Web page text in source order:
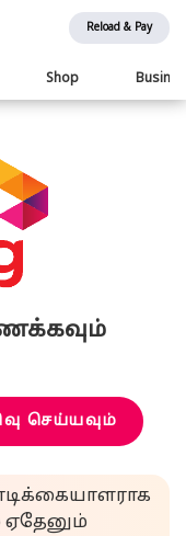
Reload & Pay
Shop
செய்யவும்